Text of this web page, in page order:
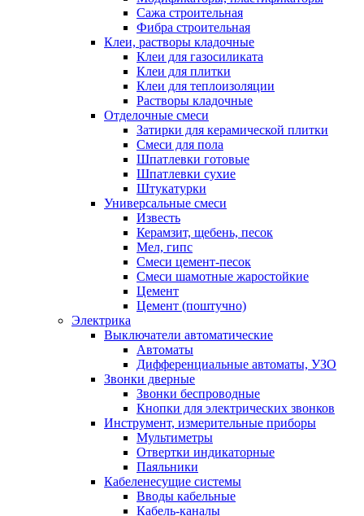
Сажа строительная
Фибра строительная
Клеи, растворы кладочные
Клеи для газосиликата
Клеи для плитки
Клеи для теплоизоляции
Растворы кладочные
Отделочные смеси
Затирки для керамической плитки
Смеси для пола
Шпатлевки готовые
Шпатлевки сухие
Штукатурки
Универсальные смеси
Известь
Керамзит, щебень, песок
Мел, гипс
Смеси цемент-песок
Смеси шамотные жаростойкие
Цемент
Цемент (поштучно)
Электрика
Выключатели автоматические
Автоматы
Дифференциальные автоматы, УЗО
Звонки дверные
Звонки беспроводные
Кнопки для электрических звонков
Инструмент, измерительные приборы
Мультиметры
Отвертки индикаторные
Паяльники
Кабеленесущие системы
Вводы кабельные
Кабель-каналы